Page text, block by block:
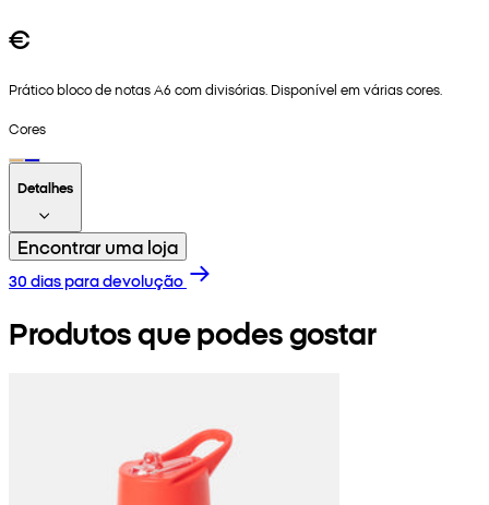
€
Prático bloco de notas A6 com divisórias. Disponível em várias cores.
Cores
Detalhes
Encontrar uma loja
30 dias para devolução
Produtos que podes gostar